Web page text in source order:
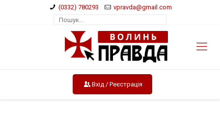
(0332) 780293 vpravda@gmail.com
Вхід / Реєстрація